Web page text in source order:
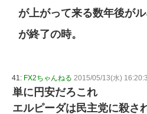
が上がって来る数年後が
が終了の時。
41: FX2ちゃんねる 2015/05/13(水)
単に円安だろこれ
エルピーダは民主党に殺さ